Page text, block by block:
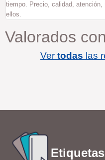
excepcionalmente bien.
Valorados
Ver todas las